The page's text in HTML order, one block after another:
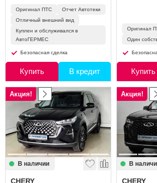
Оригинал ПТС
Отчет Автотеки
Отличный внешний вид
Куплен и обслуживался в
АвтоГЕРМЕС
Безопасная сделка
Купить В кредит
Оригинал
Один
Купить
Акция!
В наличии
CHERY
Акция!
В
CHERY